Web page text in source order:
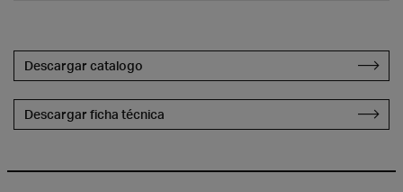
Descargar catalogo
Descargar ficha técnica